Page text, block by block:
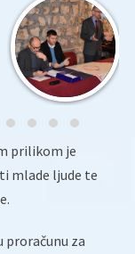
prilikom je
mlade ljude te
proračunu za